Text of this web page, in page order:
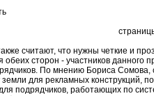
считают, что нужны четкие и
обеих сторон - участников данного
По мнению Бориса Сомова,
земли для рекламных конструкций,
подрядчиков, работающих по